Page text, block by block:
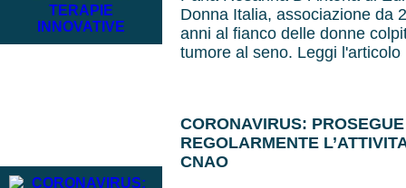
Donna Italia, associazione da
anni al fianco delle donne
tumore al seno. Leggi l'articolo
CORONAVIRUS: PROSEGUE
REGOLARMENTE
CNAO